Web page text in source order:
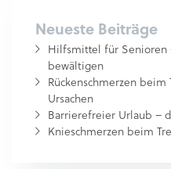
Neueste Beiträge
Hilfsmittel für
bewältigen
Rückenschmerzen
Ursachen
Barrierefreier Urlaub –
Knieschmerzen beim